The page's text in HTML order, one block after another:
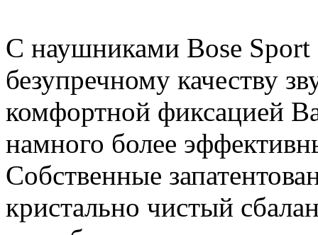
С наушниками Bose Sport
безупречному качеству
комфортной фиксацией
намного более
Собственные
кристально чистый